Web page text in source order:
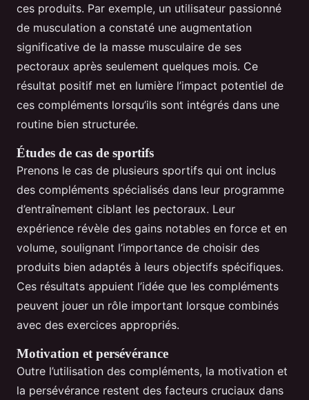
ces produits. Par exemple, un utilisateur passionné
de musculation a constaté une augmentation
significative de la masse musculaire de ses
pectoraux après seulement quelques mois. Ce
résultat positif met en lumière l’impact potentiel de
ces compléments lorsqu’ils sont intégrés dans une
routine bien structurée.
Études de cas de sportifs
Prenons le cas de plusieurs sportifs qui ont inclus
des compléments spécialisés dans leur programme
d’entraînement ciblant les pectoraux. Leur
expérience révèle des gains notables en force et en
volume, soulignant l’importance de choisir des
produits bien adaptés à leurs objectifs spécifiques.
Ces résultats appuient l’idée que les compléments
peuvent jouer un rôle important lorsque combinés
avec des exercices appropriés.
Motivation et persévérance
Outre l’utilisation des compléments, la motivation et
la persévérance restent des facteurs cruciaux dans